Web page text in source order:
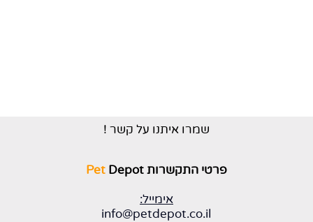
שמרו איתנו על קשר !
פרטי התקשרות Pet Depot
אימייל:
info@petdepot.co.il